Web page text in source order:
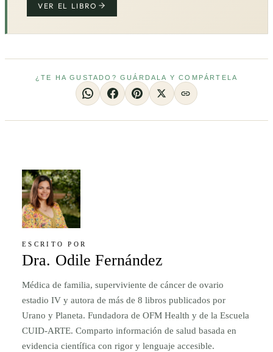
VER EL LIBRO
¿TE HA GUSTADO? GUÁRDALA Y COMPÁRTELA
ESCRITO POR
Dra. Odile Fernández
Médica de familia, superviviente de cáncer de ovario
estadio IV y autora de más de 8 libros publicados por
Urano y Planeta. Fundadora de OFM Health y de la Escuela
CUID-ARTE. Comparto información de salud basada en
evidencia científica con rigor y lenguaje accesible.